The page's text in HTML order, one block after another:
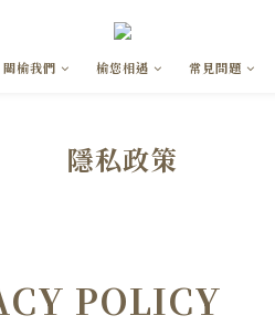
關榆我們 榆您相遇 常見問題
隱私政策
POLICY